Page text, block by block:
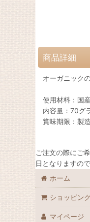
商品詳細
オーガニック
使用材料：国
内容量：70グ
賞味期限：製
ご注文の際にご
日となりますの
ホーム
ショッピン
マイページ